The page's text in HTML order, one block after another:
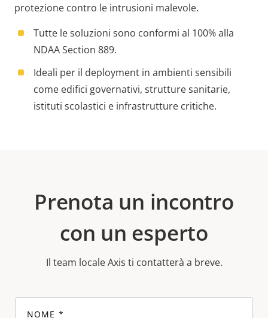
protezione contro le intrusioni malevole.
Tutte le soluzioni sono conformi al 100% alla
NDAA Section 889.
Ideali per il deployment in ambienti sensibili
come edifici governativi, strutture sanitarie,
istituti scolastici e infrastrutture critiche.
Prenota un incontro
con un esperto
Il team locale Axis ti contatterà a breve.